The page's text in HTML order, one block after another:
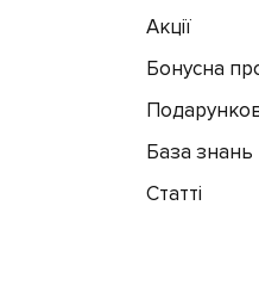
Акції
Бонусна
База знань
Статті